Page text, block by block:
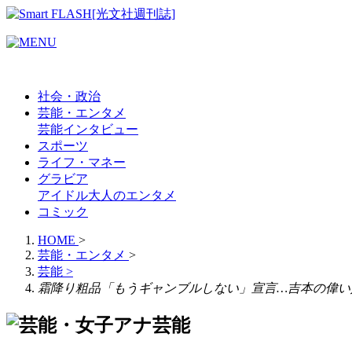
社会・政治
芸能・エンタメ
芸能インタビュー
スポーツ
ライフ・マネー
グラビア
アイドル大人のエンタメ
コミック
HOME >
芸能・エンタメ >
芸能 >
霜降り粗品「もうギャンブルしない」宣言…吉本の偉
芸能